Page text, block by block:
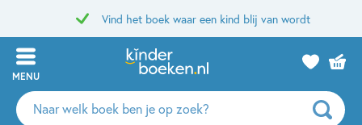
Vind het boek waar een kind blij van wordt
MENU
Zoeken
naar